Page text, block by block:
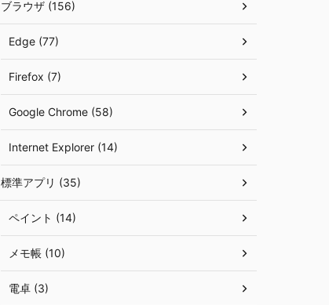
ブラウザ (156)
Edge (77)
Firefox (7)
Google Chrome (58)
Internet Explorer (14)
標準アプリ (35)
ペイント (14)
メモ帳 (10)
電卓 (3)